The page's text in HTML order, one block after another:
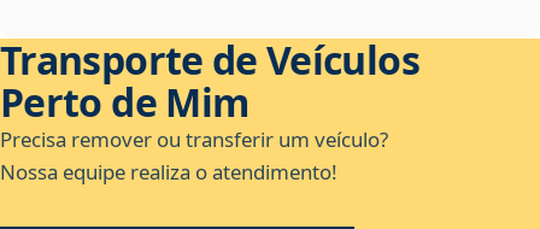
Transporte de Veículos
Perto de Mim
Precisa remover ou transferir um veículo?
Nossa equipe realiza o atendimento!